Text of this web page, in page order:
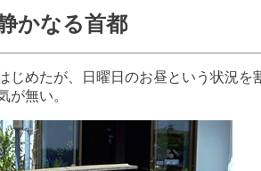
かなる首都
じめたが、日曜日のお昼という状況を
が無い。